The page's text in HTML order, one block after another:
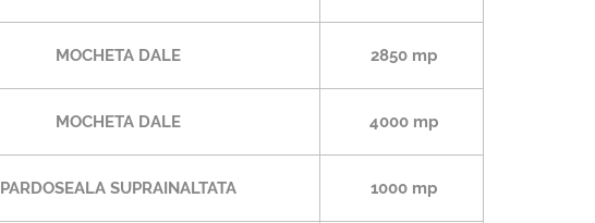
MOCHETA DALE 2850 mp
MOCHETA DALE 4000 mp
PARDOSEALA SUPRAINALTATA 1000 mp